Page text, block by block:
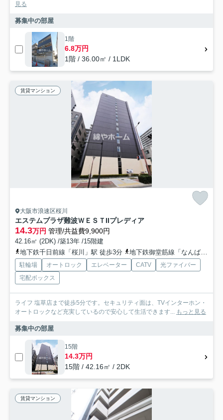
見る
募集中の部屋
1階
6.8万円
1階 / 36.00㎡ / 1LDK
賃貸マンション
大阪市浪速区桜川
エステムプラザ難波ＷＥＳＴIIプレディア
14.3万円 管理/共益費9,900円
42.16㎡ (2DK) /築13年 /15階建
地下鉄千日前線「桜川」駅 徒歩3分
地下鉄御堂筋線「なんば」駅 徒歩6分
駐輪場 オートロック エレベーター CATV
光ファイバー
宅配ボックス
ライフ 塩草店まで徒歩5分です。セキュリティ面は、TVインターホン・
オートロックなど充実しているので安心して生活できます... もっと見る
募集中の部屋
15階
14.3万円
15階 / 42.16㎡ / 2DK
賃貸マンション